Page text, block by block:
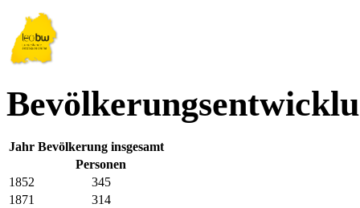
Jahr Bevölkerung insgesamt
Personen
1852
345
1871
314